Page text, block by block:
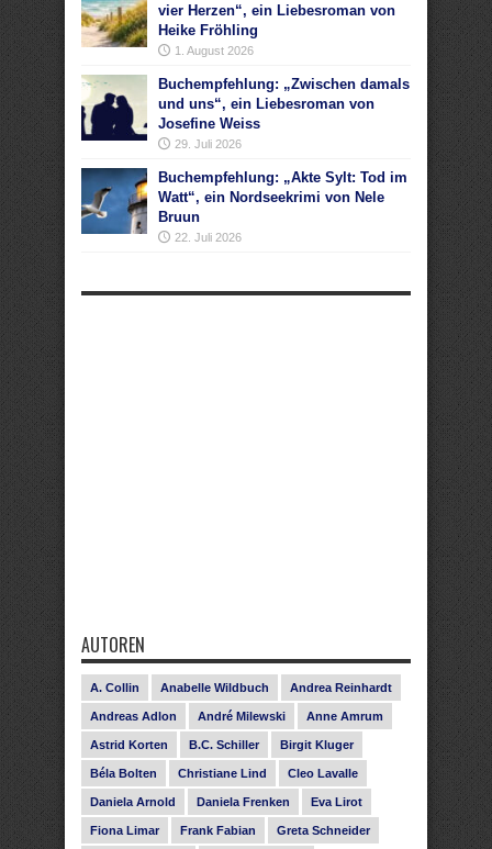
vier Herzen“, ein Liebesroman von
Heike Fröhling
1. August 2026
Buchempfehlung: „Zwischen damals
und uns“, ein Liebesroman von
Josefine Weiss
29. Juli 2026
Buchempfehlung: „Akte Sylt: Tod im
Watt“, ein Nordseekrimi von Nele
Bruun
22. Juli 2026
AUTOREN
A. Collin Anabelle Wildbuch Andrea Reinhardt
Andreas Adlon André Milewski Anne Amrum
Astrid Korten B.C. Schiller Birgit Kluger
Béla Bolten Christiane Lind Cleo Lavalle
Daniela Arnold Daniela Frenken Eva Lirot
Fiona Limar Frank Fabian Greta Schneider